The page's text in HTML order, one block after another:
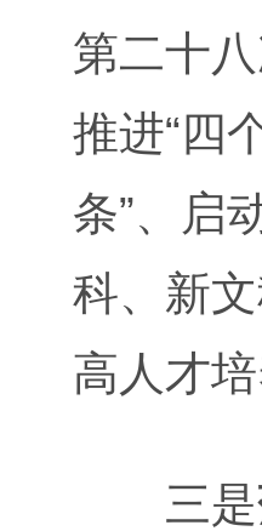
第二十
推进“四
条”、启
科、新
高人才
三是